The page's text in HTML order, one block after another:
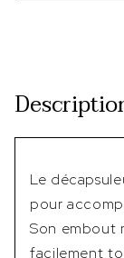
Le
pour
Son embout
facilement